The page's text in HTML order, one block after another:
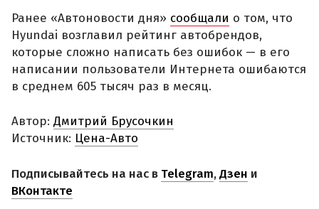
Ранее «Автоновости дня» сообщали о том, что
Hyundai возглавил рейтинг автобрендов,
которые сложно написать без ошибок — в его
написании пользователи Интернета ошибаются
в среднем 605 тысяч раз в месяц.
Автор: Дмитрий Брусочкин
Источник: Цена-Авто
Подписывайтесь на нас в Telegram,Дзен и
ВКонтакте